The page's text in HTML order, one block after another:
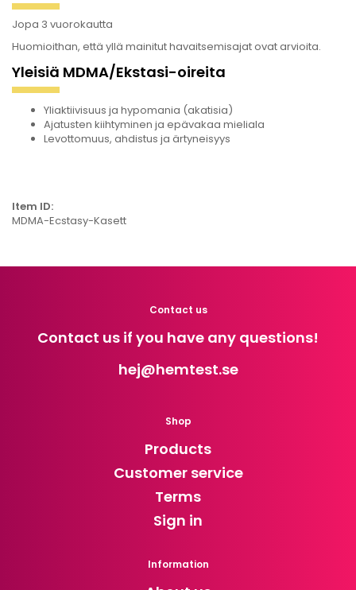
Jopa 3 vuorokautta
Huomioithan, että yllä mainitut havaitsemisajat ovat arvioita.
Yleisiä MDMA/Ekstasi-oireita
Yliaktiivisuus ja hypomania (akatisia)
Ajatusten kiihtyminen ja epävakaa mieliala
Levottomuus, ahdistus ja ärtyneisyys
Item ID:
MDMA-Ecstasy-Kasett
Contact us
Contact us if you have any questions!
hej@hemtest.se
Shop
Products
Customer service
Terms
Sign in
Information